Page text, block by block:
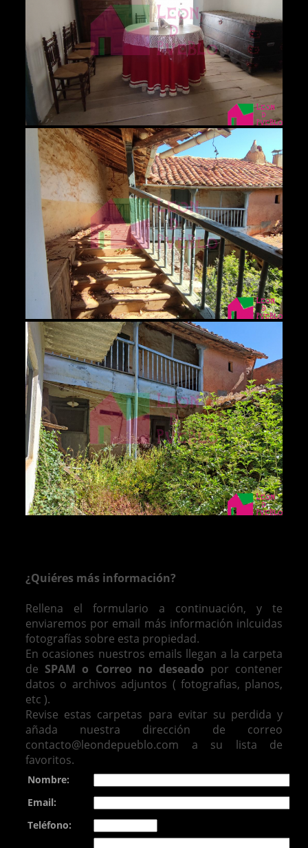
¿Quiéres más información?
Rellena el formulario a continuación, y te
enviaremos por email más información inlcuidas
fotografías sobre esta propiedad.
En ocasiones nuestros emails llegan a la carpeta
de SPAM o Correo no deseado por contener
datos o archivos adjuntos ( fotografias, planos,
etc ).
Revise estas carpetas para evitar su perdida y
añada nuestra dirección de correo
contacto@leondepueblo.com a su lista de
favoritos.
Nombre:
Email:
Teléfono: